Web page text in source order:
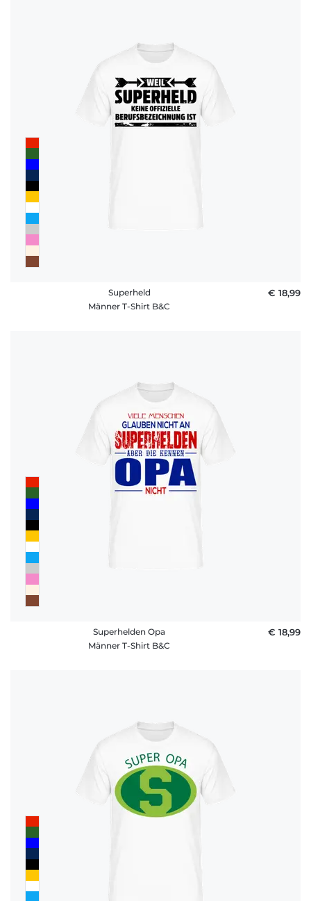
Superheld
Männer T-Shirt B&C
€ 18,99
Superhelden Opa
Männer T-Shirt B&C
€ 18,99